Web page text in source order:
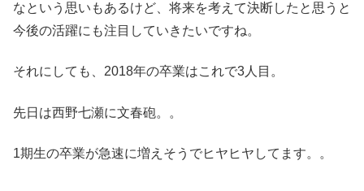
なという思いもあるけど、将来を考えて決断したと思うと
今後の活躍にも注目していきたいですね。
それにしても、2018年の卒業はこれで3人目。
先日は西野七瀬に文春砲。。
1期生の卒業が急速に増えそうでヒヤヒヤしてます。。